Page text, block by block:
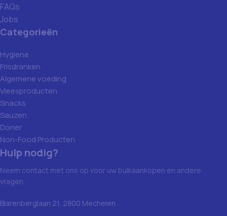
FAQs
Jobs
Categorieën
Hygiene
Frisdranken
Algemene voeding
Vleesproducten
Snacks
Sauzen
Doner
Non-Food Producten
Hulp nodig?
Neem contact met ons op voor uw bulkaankopen en andere
vragen.
Blarenberglaan 21, 2800 Mechelen